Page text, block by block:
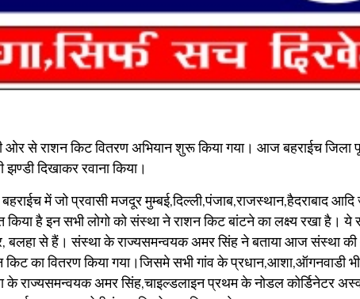
से राशन किट वितरण अभियान शुरू किया गया। आज बहराईच जिला
दिखाकर रवाना किया।
में जो प्रवासी मजदूर मुम्बई,दिल्ली,पंजाब,राजस्थान,हैदराबाद
है इन सभी लोगो को संस्था ने राशन किट बांटने का लक्ष्य रखा है। ये
बलहा से हैं। संस्था के राज्यसमन्वयक अमर सिंह ने बताया आज संस्था
किट का वितरण किया गया।जिसमे सभी गांव के प्रधान,आशा,ऑगनवाडी
राज्यसमन्वयक अमर सिंह,चाइल्डलाइन प्रथम के नोडल कोर्डिनेटर